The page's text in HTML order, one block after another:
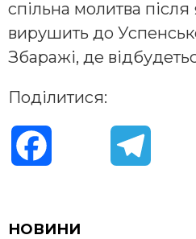
спільна молитва після
вирушить до
Збаражі, де
Поділитися:
c
НОВИНИ